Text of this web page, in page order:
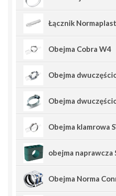
Łącznik Normaplast
Obejma Cobra W4
Obejma
Obejma
Obejma klamrowa
obejma
Obejma Norma